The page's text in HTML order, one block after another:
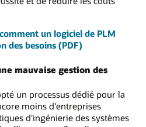
un logiciel de PLM
des besoins (PDF)
mauvaise gestion des
un processus dédié pour la
moins d'entreprises
d'ingénierie des systèmes